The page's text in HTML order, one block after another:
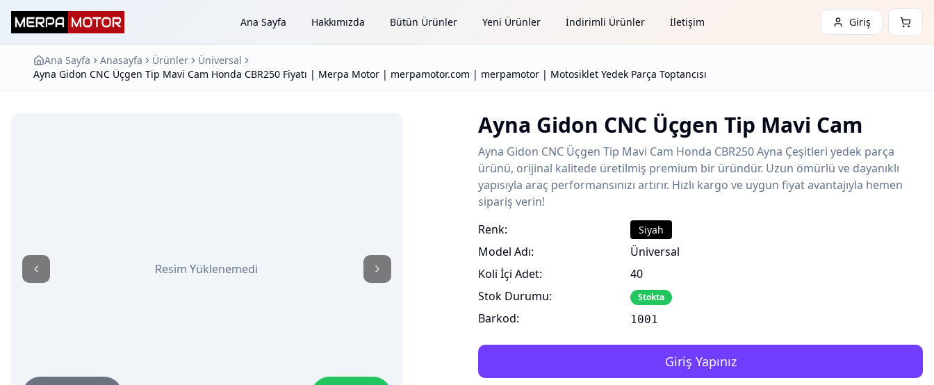
Ana Sayfa Hakkımızda Bütün Ürünler Yeni Ürünler İndirimli Ürünler İletişim Giriş
Ana Sayfa Anasayfa Ürünler
Üniversal
Ayna Gidon CNC Üçgen Tip Mavi Cam Honda CBR250 Fiyatı | Merpa Motor | merpamotor.com | merpamotor | Motosiklet Yedek Parça Toptancısı
Resim Yüklenemedi
Ayna Gidon CNC Üçgen Tip Mavi Cam
Ayna Gidon CNC Üçgen Tip Mavi Cam Honda CBR250 Ayna Çeşitleri yedek parça
ürünü, orijinal kalitede üretilmiş premium bir üründür. Uzun ömürlü ve dayanıklı
yapısıyla araç performansınızı artırır. Hızlı kargo ve uygun fiyat avantajıyla hemen
sipariş verin!
Renk:
Model Adı:
Koli İçi Adet:
Stok Durumu:
Barkod:
Siyah
Üniversal
40
Stokta
1001
Giriş Yapınız